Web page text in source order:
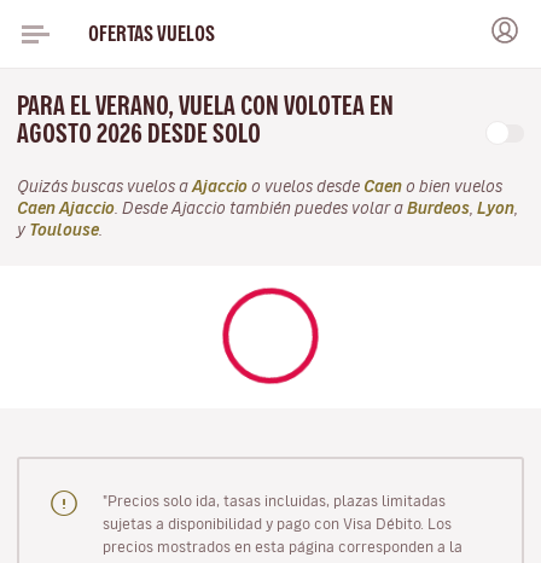
OFERTAS VUELOS
PARA EL VERANO, VUELA CON VOLOTEA EN
AGOSTO 2026 DESDE SOLO
Quizás buscas vuelos a Ajaccio o vuelos desde Caen o bien vuelos
Caen Ajaccio . Desde Ajaccio también puedes volar a Burdeos Lyon
y Toulouse
"Precios solo ida, tasas incluidas, plazas limitadas
sujetas a disponibilidad y pago con Visa Débito. Los
precios mostrados en esta página corresponden a la